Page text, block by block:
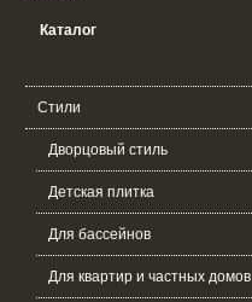
Каталог
Стили
Дворцовый стиль
Детская плитка
Для бассейнов
Для квартир и частных домов